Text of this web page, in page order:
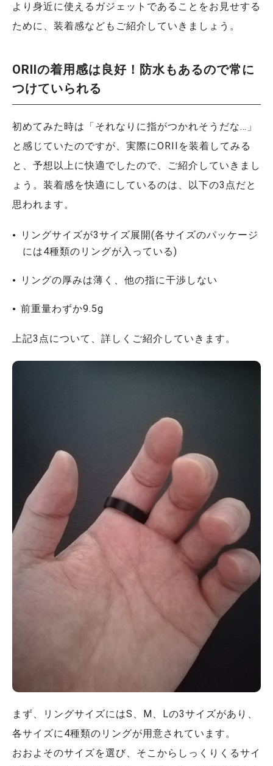
より身近に使えるガジェットであることをお見せする
ために、装着感などもご紹介していきましょう。
ORIIの着用感は良好！防水もあるので常に
つけていられる
初めてみた時は「それなりに指がつかれそうだな…」
と感じていたのですが、実際にORIIを装着してみる
と、予想以上に快適でしたので、ご紹介していきまし
ょう。装着感を快適にしているのは、以下の3点だと
思われます。
リングサイズが3サイズ展開(各サイズのパッケージ
には4種類のリングが入っている)
リングの厚みは薄く、他の指に干渉しない
前重量わずか9.5g
上記3点について、詳しくご紹介していきます。
まず、リングサイズにはS、M、Lの3サイズがあり、
各サイズに4種類のリングが用意されています。
おおよそのサイズを選び、そこから しっくりくるサイ